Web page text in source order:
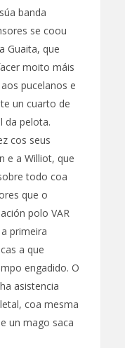
banda
se coou
Guaita, que
moito máis
pucelanos e
un cuarto de
da pelota.
cos seus
e a Williot, que
todo coa
que o
polo VAR
primeira
a que
engadido. O
asistencia
coa mesma
un mago saca